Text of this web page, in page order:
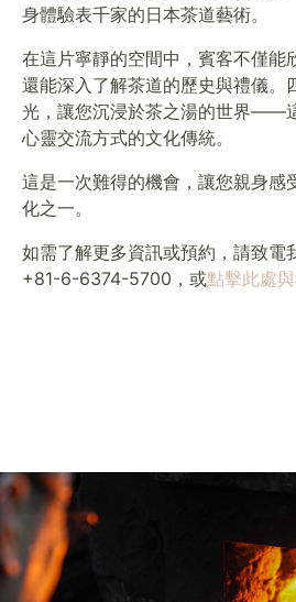
身體驗表千家的日本茶道藝術。
在這片寧靜的空間中，賓客不僅能
還能深入了解茶道的歷史與禮儀。
光，讓您沉浸於茶之湯的世界——
心靈交流方式的文化傳統。
這是一次難得的機會，讓您親身感
化之一。
如需了解更多資訊或預約，請致電
+81-6-6374-5700，或點擊此處